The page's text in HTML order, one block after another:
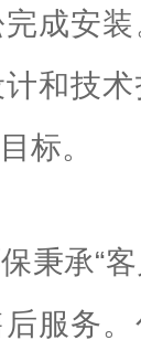
成安
和技
标。
秉承“
后服务